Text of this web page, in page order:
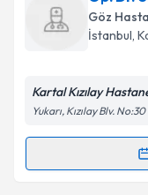
oluşturun. Size
takvim
Kişisel
Metni'ni
Göz
İstanbul,
Kartal Kızılay
Yukarı, Kızılay Blv. No:30
Randevu